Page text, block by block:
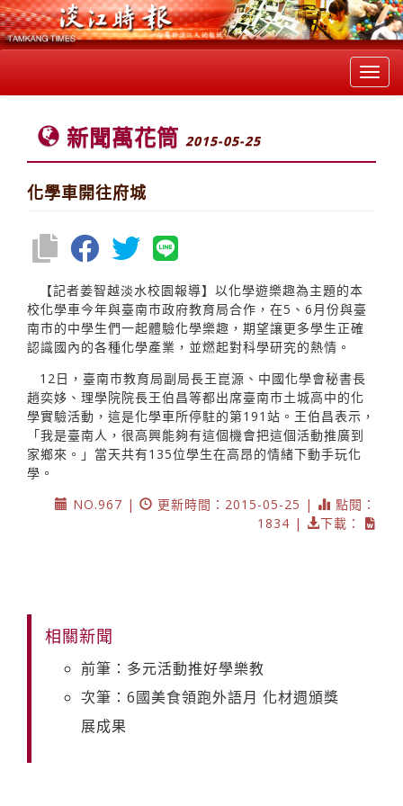
新聞萬花筒 2015-05-25
化學車開往府城
【記者姜智越淡水校園報導】以化學遊樂趣為主題的本
校化學車今年與臺南市政府教育局合作，在5、6月份與臺
南市的中學生們一起體驗化學樂趣，期望讓更多學生正確
認識國內的各種化學產業，並燃起對科學研究的熱情。
12日，臺南市教育局副局長王崑源、中國化學會秘書長
趙奕姼、理學院院長王伯昌等都出席臺南市土城高中的化
學實驗活動，這是化學車所停駐的第191站。王伯昌表示，
「我是臺南人，很高興能夠有這個機會把這個活動推廣到
家鄉來。」當天共有135位學生在高昂的情緒下動手玩化
學。
NO.967 |
更新時間：2015-05-25 |
點閱：
1834 |
下載：
相關新聞
前筆：多元活動推好學樂教
次筆：6國美食領跑外語月 化材週頒獎
展成果